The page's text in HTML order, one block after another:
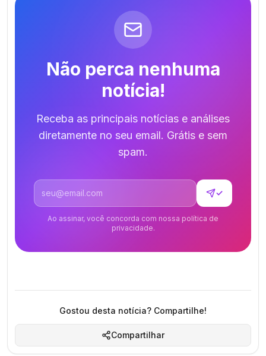
Não perca nenhuma
notícia!
Receba as principais notícias e análises
diretamente no seu email. Grátis e sem
spam.
Endereço de email
✓
Ao assinar, você concorda com nossa política de
privacidade.
Gostou desta notícia? Compartilhe!
Compartilhar